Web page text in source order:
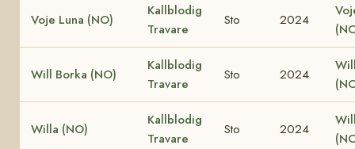
Voje Luna (NO)
Kallblodig
Travare
Sto 2024
Will Borka (NO)
Kallblodig
Travare
Sto 2024
Willa (NO)
Kallblodig
Travare
Sto 2024